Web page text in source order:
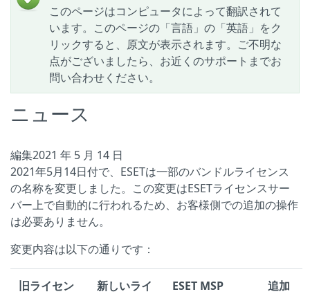
このページはコンピュータによって翻訳されて
います。このページの「言語」の「英語」をク
リックすると、原文が表示されます。ご不明な
点がございましたら、お近くのサポートまでお
問い合わせください。
ニュース
編集2021 年 5 月 14 日
2021年5月14日付で、ESETは一部のバンドルライセンス
の名称を変更しました。この変更はESETライセンスサー
バー上で自動的に行われるため、お客様側での追加の操作
は必要ありません。
変更内容は以下の通りです：
旧ライセン
新しいライ
ESET MSP
追加